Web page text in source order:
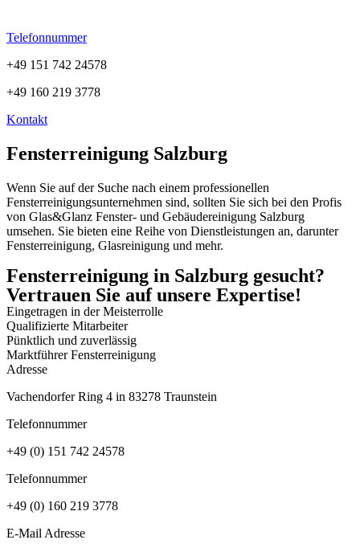
Telefonnummer
+49 151 742 24578
+49 160 219 3778
Kontakt
Fensterreinigung Salzburg
Wenn Sie auf der Suche nach einem professionellen
Fensterreinigungsunternehmen sind, sollten Sie sich bei den Profis
von Glas&Glanz Fenster- und Gebäudereinigung Salzburg
umsehen. Sie bieten eine Reihe von Dienstleistungen an, darunter
Fensterreinigung, Glasreinigung und mehr.
Fensterreinigung in Salzburg gesucht?
Vertrauen Sie auf unsere Expertise!
Eingetragen in der Meisterrolle
Qualifizierte Mitarbeiter
Pünktlich und zuverlässig
Marktführer Fensterreinigung
Adresse
Vachendorfer Ring 4 in 83278 Traunstein
Telefonnummer
+49 (0) 151 742 24578
Telefonnummer
+49 (0) 160 219 3778
E-Mail Adresse